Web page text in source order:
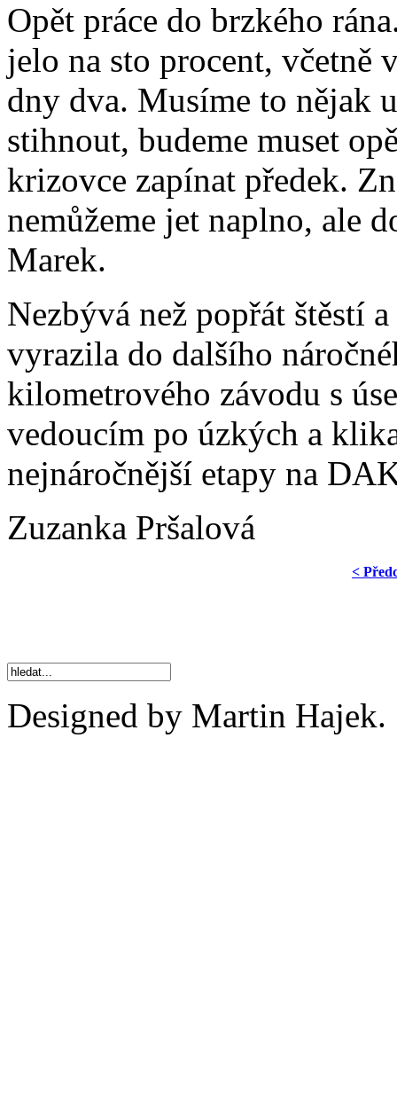
Opět práce do brzkého
jelo na sto procent, včetně
dny dva. Musíme to nějak
stihnout, budeme muset
krizovce zapínat předek.
nemůžeme jet naplno, ale
Marek.
Nezbývá než popřát štěstí
vyrazila do dalšího
kilometrového závodu s
vedoucím po úzkých a
nejnáročnější etapy na
Zuzanka Pršalová
<
Designed by Martin Hajek.